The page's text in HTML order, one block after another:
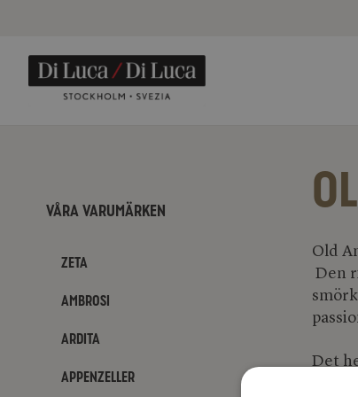
Våra varumärken
Zeta
Ambrosi
Ardita
Appenzeller
Old
Den
Det